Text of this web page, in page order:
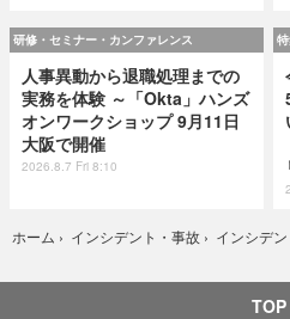
研修・セミナー・カンファレンス
人事異動から退職処理までの
実務を体験 ～「Okta」ハンズ
オンワークショップ 9月11日
大阪で開催
2026.8.7 Fri 8:10
ホーム › インシデント・事故 › インシデ
TOP